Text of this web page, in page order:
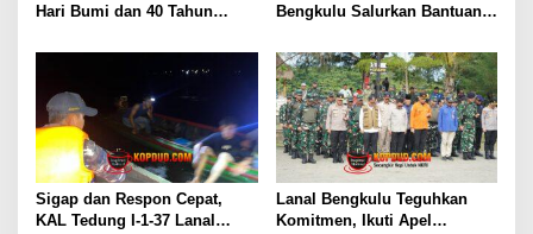
Hari Bumi dan 40 Tahun
Bengkulu Salurkan Bantuan
Sigap dan Respon Cepat,
KAL Tedung I-1-37 Lanal
Lanal Bengkulu Teguhkan
Komitmen, Ikuti Apel